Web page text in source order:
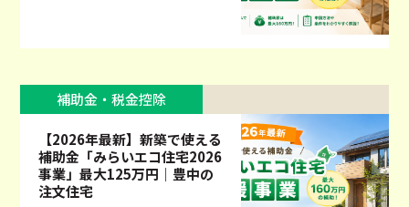
補助金・税金控除
【2026年最新】新築で使える
補助金「みらいエコ住宅2026
事業」最大125万円｜豊中の
注文住宅